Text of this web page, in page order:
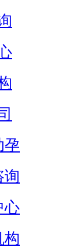
孕
询
心
构